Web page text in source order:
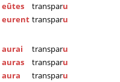
eûtes transparu
eurent transparu
aurai transparu
auras transparu
aura transparu